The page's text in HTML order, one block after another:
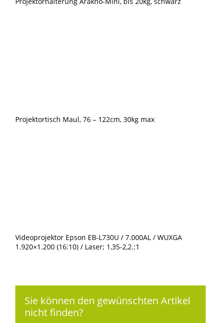
Projektortisch Maul, 76 – 122cm, 30kg max
Videoprojektor Epson EB-L730U / 7.000AL / WUXGA
1.920×1.200 (16:10) / Laser; 1,35-2,2.:1
Sie können den gewünschten Artikel
nicht finden?